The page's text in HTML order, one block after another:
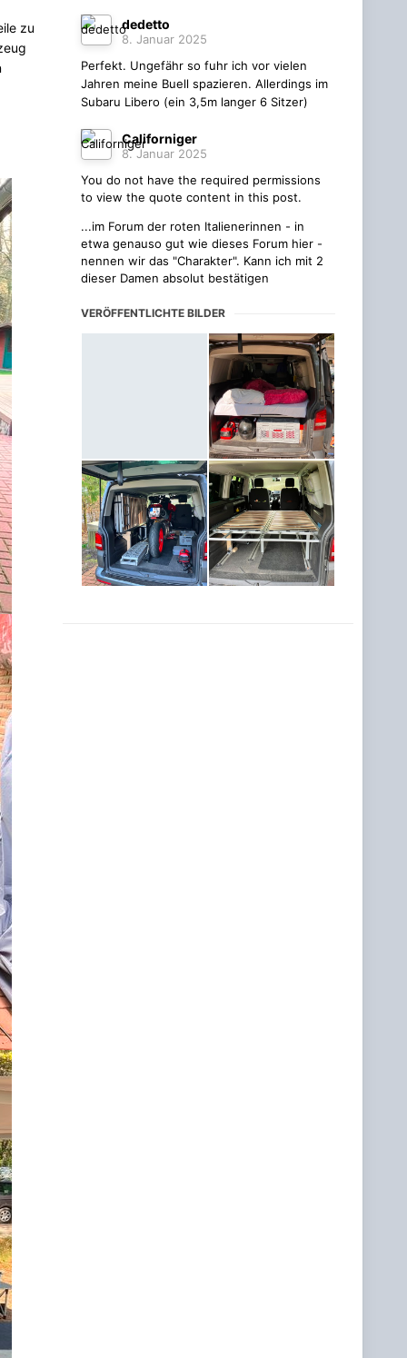
zu
dedetto
8. Januar 2025
Perfekt. Ungefähr so fuhr ich vor vielen
Jahren meine Buell spazieren. Allerdings im
Subaru Libero (ein 3,5m langer 6 Sitzer)
Californiger
8. Januar 2025
You do not have the required permissions
to view the quote content in this post.
...im Forum der roten Italienerinnen - in
etwa genauso gut wie dieses Forum hier -
nennen wir das "Charakter". Kann ich mit 2
dieser Damen absolut bestätigen
VERÖFFENTLICHTE BILDER